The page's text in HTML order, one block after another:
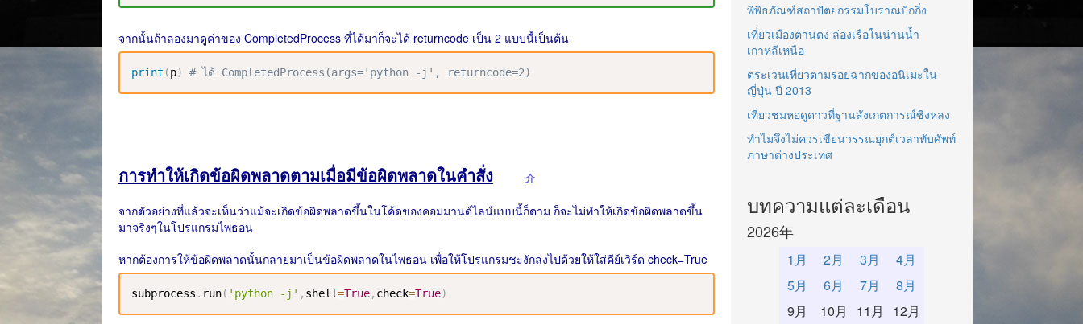
จากนั้นถ้าลองมาดูค่าของ CompletedProcess ที่ได้มาก็จะได้ returncode เป็น 2 แบบนี้เป็นต้น
print (p) # ได้ CompletedProcess(args='python -j', returncode=2)
การทำให้เกิดข้อผิดพลาดตามเมื่อมีข้อผิดพลาดในคำสั่ง 介
จากตัวอย่างที่แล้วจะเห็นว่าแม้จะเกิดข้อผิดพลาดขึ้นในโค้ดของคอมมานด์ไลน์แบบนี้ก็ตาม ก็จะไม่ทำให้เกิดข้อผิดพลาดขึ้น
มาจริงๆในโปรแกรมไพธอน
หากต้องการให้ข้อผิดพลาดนั้นกลายมาเป็นข้อผิดพลาดในไพธอน เพื่อให้โปรแกรมชะงักลงไปด้วยให้ใส่คีย์เวิร์ด check=True
subprocess . run( 'python -j' , shell=True, check=True)
พิพิธภัณฑ์สถาปัตยกรรมโบราณปักกิ่ง
เที่ยวเมืองตานตง ล่องเรือในน่านน้ำ
เกาหลีเหนือ
ตระเวนเที่ยวตามรอยฉากของอนิเมะใน
ญี่ปุ่น ปี 2013
เที่ยวชมหอดูดาวที่ฐานสังเกตการณ์ซิงหลง
ทำไมจึงไม่ควรเขียนวรรณยุกต์เวลาทับศัพท์
ภาษาต่างประเทศ
บทความแต่ละเดือน
2026年
1月 2月 3月
4月
5月
6月 7月
8月
9月
10月 11月 12月